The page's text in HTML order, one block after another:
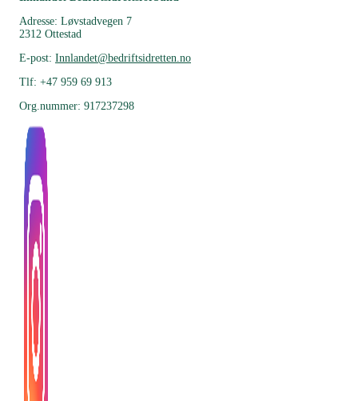
Adresse: Løvstadvegen 7
2312 Ottestad
E-post: Innlandet@bedriftsidretten.no
Tlf: +47 959 69 913
Org.nummer: 917237298